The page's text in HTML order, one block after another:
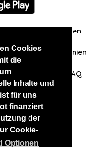
Cookies
die
Inhalte und
für uns
finanziert
der
Cookie-
Optionen
Erfahrungen
Datenschutzrichtlinien
auf FAQ
Websites
RussianKisses